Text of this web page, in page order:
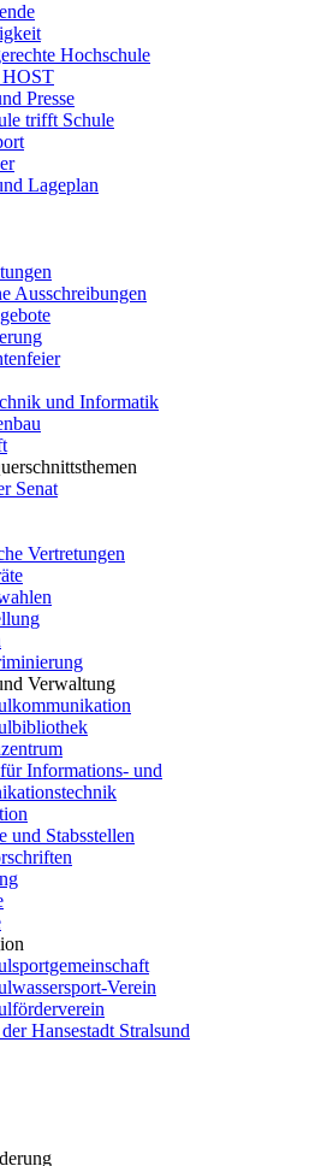
Hochschule
HOST
Presse
trifft Schule
Lageplan
Ausschreibungen
und Informatik
Senat
Vertretungen
Verwaltung
Informations- und
und Stabsstellen
Verein
Hansestadt Stralsund